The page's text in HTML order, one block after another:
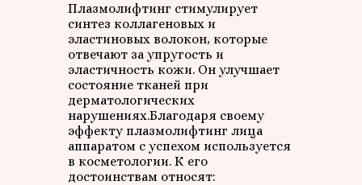
Плазмолифтинг стимулирует
синтез коллагеновых и
эластиновых волокон, которые
отвечают за упругость и
эластичность кожи. Он улучшает
состояние тканей при
дерматологических
нарушениях.Благодаря своему
эффекту плазмолифтинг лица
аппаратом с успехом используется
в косметологии. К его
достоинствам относят: